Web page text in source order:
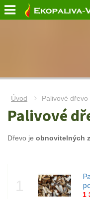
Úvod Palivové dřevo
Palivové
Dřevo je obnovitelných
1